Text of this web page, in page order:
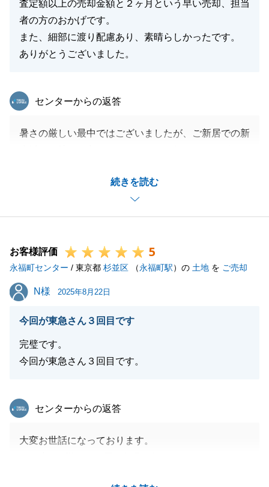
査定額以上の売却金額と２ヶ月という早い売却、担当
者の方のおかげです。
また、細部に渡り配慮あり、素晴らしかったです。
ありがとうございました。
続きを読む
東急リバブル
センターからの返答
暑さの厳しい最中ではございましたが、ご新居での新
今思い出しますと、Ｍ様にも思いがけないことなどが
起こりましたが、ご協力を頂きながら滞りなくお取引
を完了させて頂くことができました。
今後とも何かの折にはお声がけ頂ければ幸いでござい
ます。
引き続き、宜しくお願い申し上げます。
お客様評価 5
永福町センター / 東京都 杉並区 （永福町駅）の 土地 を ご売却
N様
N様 2025年8月22日
今回が東急さん３回目です
完璧です。
今回が東急さん３回目です。
東急リバブル
センターからの返答
大変お世話になっております。